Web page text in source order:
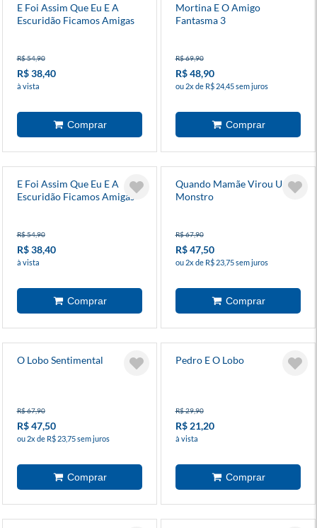
E Foi Assim Que Eu E A
Escuridão Ficamos Amigas
R$ 54,90
R$ 38,40
à vista
Mortina E O Amigo
Fantasma 3
R$ 69,90
R$ 48,90
ou 2x de R$ 24,45 sem juros
E Foi Assim Que Eu E A
Escuridão Ficamos Amigas
R$ 54,90
R$ 38,40
à vista
Quando Mamãe Virou Um
Monstro
R$ 67,90
R$ 47,50
ou 2x de R$ 23,75 sem juros
O Lobo Sentimental
R$ 67,90
R$ 47,50
ou 2x de R$ 23,75 sem juros
Pedro E O Lobo
R$ 29,90
R$ 21,20
à vista